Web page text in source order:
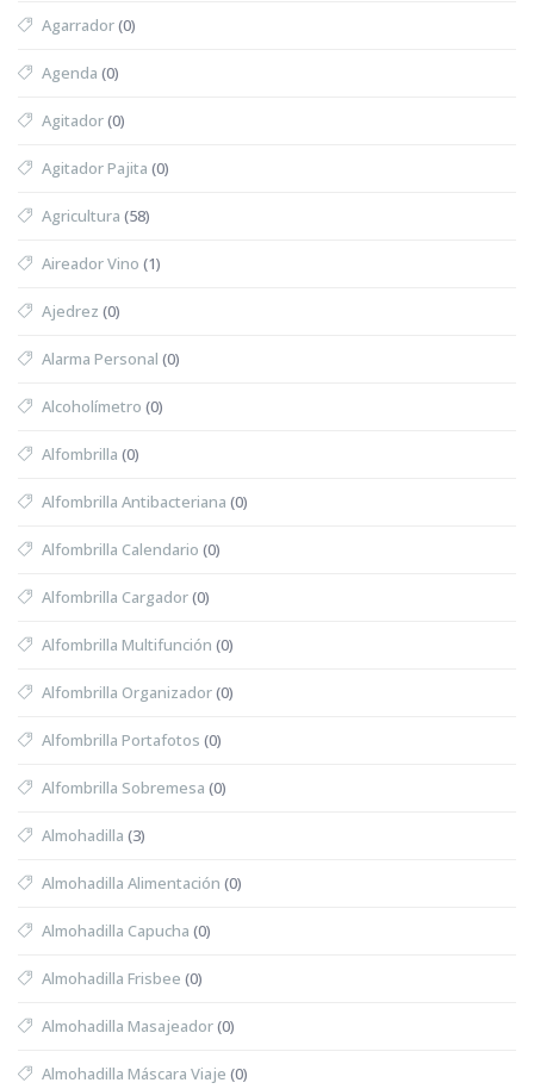
Agarrador(0)
Agenda (0)
Agitador(0)
Agitador Pajita (0)
Agricultura (58)
Aireador Vino (1)
Ajedrez (0)
Alarma Personal (0)
Alcoholímetro (0)
Alfombrilla (0)
Alfombrilla Antibacteriana (0)
Alfombrilla Calendario (0)
Alfombrilla Cargador(0)
Alfombrilla Multifunción (0)
Alfombrilla Organizador(0)
Alfombrilla Portafotos (0)
Alfombrilla Sobremesa (0)
Almohadilla (3)
Almohadilla Alimentación (0)
Almohadilla Capucha (0)
Almohadilla Frisbee (0)
Almohadilla Masajeador(0)
Almohadilla Máscara Viaje (0)